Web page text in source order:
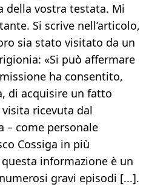
della vostra testata. Mi
Si scrive nell’articolo,
sia stato visitato da un
«Si può affermare
ha consentito,
di acquisire un fatto
ricevuta dal
– come personale
Cossiga in più
informazione è un
gravi episodi [...].